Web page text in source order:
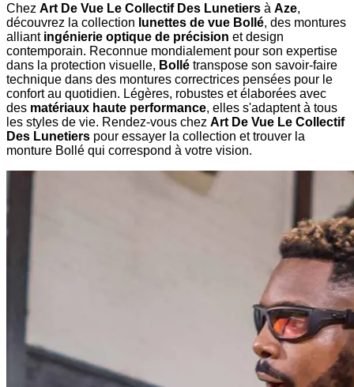
Chez Art De Vue Le Collectif Des Lunetiers à Aze,
découvrez la collection lunettes de vue Bollé, des montures
alliant ingénierie optique de précision et design
contemporain. Reconnue mondialement pour son expertise
dans la protection visuelle, Bollé transpose son savoir-faire
technique dans des montures correctrices pensées pour le
confort au quotidien. Légères, robustes et élaborées avec
des matériaux haute performance, elles s'adaptent à tous
les styles de vie. Rendez-vous chez Art De Vue Le Collectif
Des Lunetiers pour essayer la collection et trouver la
monture Bollé qui correspond à votre vision.